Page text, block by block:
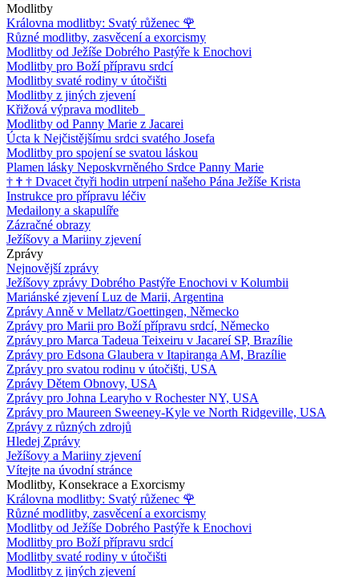
Modlitby
Královna modlitby: Svatý růženec 🌹
Různé modlitby, zasvěcení a exorcismy
Modlitby od Ježíše Dobrého Pastýře k Enochovi
Modlitby pro Boží přípravu srdcí
Modlitby svaté rodiny v útočišti
Modlitby z jiných zjevení
Křižová výprava modliteb
Modlitby od Panny Marie z Jacarei
Úcta k Nejčistějšímu srdci svatého Josefa
Modlitby pro spojení se svatou láskou
Plamen lásky Neposkvrněného Srdce Panny Marie
† † † Dvacet čtyři hodin utrpení našeho Pána Ježíše Krista
Instrukce pro přípravu léčiv
Medailony a skapulíře
Zázračné obrazy
Ježíšovy a Mariiny zjevení
Zprávy
Nejnovější zprávy
Ježíšovy zprávy Dobrého Pastýře Enochovi v Kolumbii
Mariánské zjevení Luz de Marii, Argentina
Zprávy Anně v Mellatz/Goettingen, Německo
Zprávy pro Marii pro Boží přípravu srdcí, Německo
Zprávy pro Marca Tadeua Teixeiru v Jacareí SP, Brazílie
Zprávy pro Edsona Glaubera v Itapiranga AM, Brazílie
Zprávy pro svatou rodinu v útočišti, USA
Zprávy Dětem Obnovy, USA
Zprávy pro Johna Learyho v Rochester NY, USA
Zprávy pro Maureen Sweeney-Kyle ve North Ridgeville, USA
Zprávy z různých zdrojů
Hledej Zprávy
Ježíšovy a Mariiny zjevení
Vítejte na úvodní stránce
Modlitby, Konsekrace a Exorcismy
Královna modlitby: Svatý růženec 🌹
Různé modlitby, zasvěcení a exorcismy
Modlitby od Ježíše Dobrého Pastýře k Enochovi
Modlitby pro Boží přípravu srdcí
Modlitby svaté rodiny v útočišti
Modlitby z jiných zjevení